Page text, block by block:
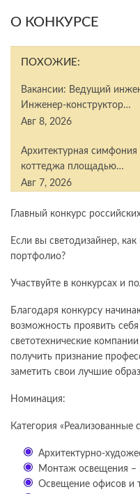
О КОНКУРСЕ
ПОХОЖИЕ:
Вакансии: Ведущий
Инженер-конструктор…
Авг 8, 2026
Архитектурная симфония
коттеджа площадью…
Авг 7, 2026
Главный конкурс
Если вы светодизайнер,
портфолио?
Участвуйте в конкурсах и
Благодаря конкурсу
возможность проявить
светотехнические
получить признание
заметить свои лучшие
Номинация:
Категория «Реализованные
Архитектурно-
Монтаж освещения
Освещение офисов и